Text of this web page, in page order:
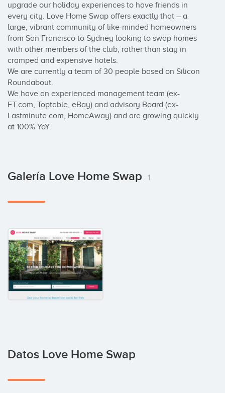
upgrade our holiday experiences to have friends in
every city. Love Home Swap offers exactly that – a
large, vibrant community of like-minded homeowners
from San Francisco to Sydney looking to swap homes
with other members of the club, rather than stay in
cramped and expensive hotels.
We are currently a team of 30 people based on Silicon
Roundabout.
We have an experienced management team (ex-
FT.com, Toptable, eBay) and advisory Board (ex-
Lastminute.com, HomeAway) and are growing quickly
at 100% YoY.
Galería Love Home Swap 1
Datos Love Home Swap